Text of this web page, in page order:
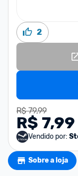
2
R$ 79,99
R$ 7,99
Vendido por:
Sobre a loja